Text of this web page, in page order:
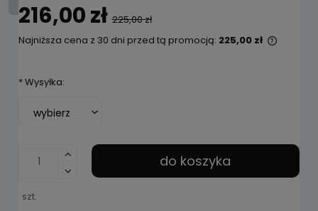
216,00 zł 225,00 zł
Najniższa cena z 30 dni przed tą promocją: 225,00 zł
*Wysyłka:
szt.
do koszyka